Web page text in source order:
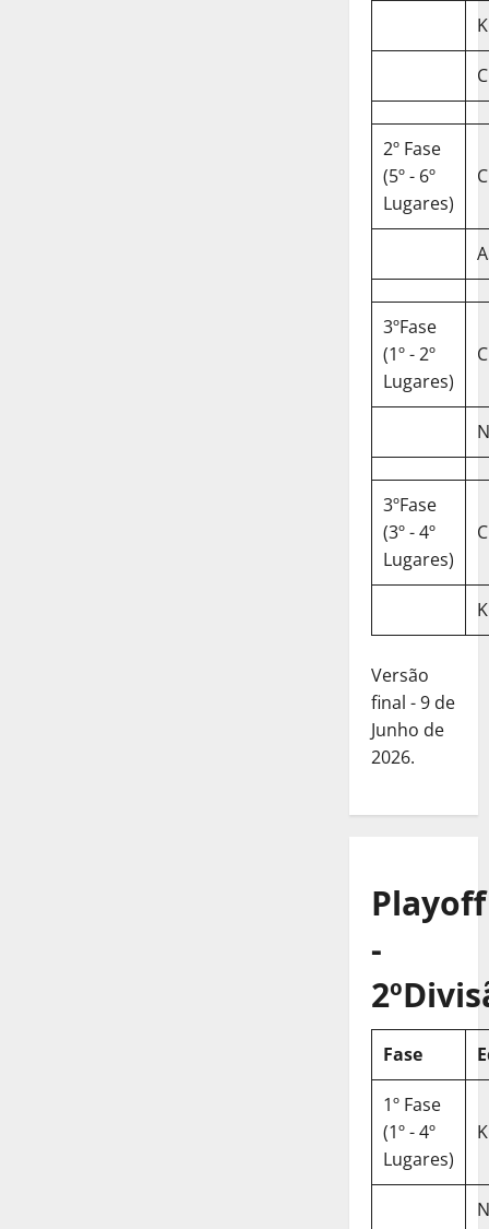
2º Fase
(5º - 6º
Lugares)
3ºFase
(1º - 2º
Lugares)
3ºFase
(3º - 4º
Lugares)
Versão
final - 9 de
Junho de
2026.
Playoff
-
Fase
1º Fase
(1º - 4º
Lugares)